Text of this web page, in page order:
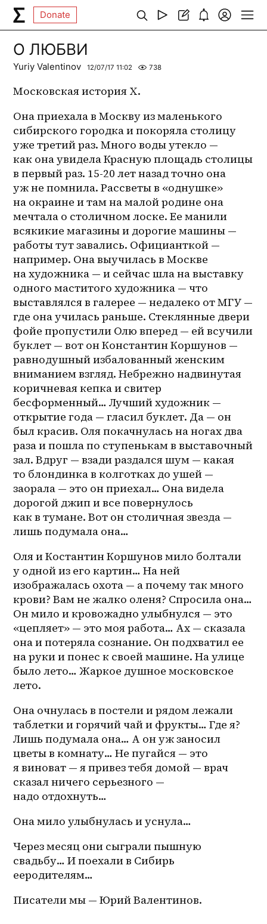
Donate
О ЛЮБВИ
Yuriy Valentinov 12/07/17 11:02 738
Московская история Х.
Она приехала в Москву из маленького
сибирского городка и покоряла столицу
уже третий раз. Много воды утекло —
как она увидела Красную площадь столицы
в первый раз. 15-20 лет назад точно она
уж не помнила. Рассветы в «однушке»
на окраине и там на малой родине она
мечтала о столичном лоске. Ее манили
всякикие магазины и дорогие машины —
работы тут завались. Официанткой —
например. Она выучилась в Москве
на художника — и сейчас шла на выставку
одного маститого художника — что
выставлялся в галерее — недалеко от МГУ —
где она училась раньше. Стеклянные двери
фойе пропустили Олю вперед — ей всучили
буклет — вот он Константин Коршунов —
равнодушный избалованный женским
вниманием взгляд. Небрежно надвинутая
коричневая кепка и свитер
бесформенный… Лучший художник —
открытие года — гласил буклет. Да — он
был красив. Оля покачнулась на ногах два
раза и пошла по ступенькам в выставочный
зал. Вдруг — взади раздался шум — какая
то блондинка в колготках до ушей —
заорала — это он приехал… Она видела
дорогой джип и все повернулось
как в тумане. Вот он столичная звезда —
лишь подумала она…
Оля и Костантин Коршунов мило болтали
у одной из его картин… На ней
изображалась охота — а почему так много
крови? Вам не жалко оленя? Спросила она…
Он мило и кровожадно улыбнулся — это
«цепляет» — это моя работа… Ах — сказала
она и потеряла сознание. Он подхватил ее
на руки и понес к своей машине. На улице
было лето… Жаркое душное московское
лето.
Она очнулась в постели и рядом лежали
таблетки и горячий чай и фрукты… Где я?
Лишь подумала она… А он уж заносил
цветы в комнату… Не пугайся — это
я виноват — я привез тебя домой — врач
сказал ничего серьезного —
надо отдохнуть…
Она мило улыбнулась и уснула…
Через месяц они сыграли пышную
свадьбу… И поехали в Сибирь
ееродителям…
Писатели мы — Юрий Валентинов.